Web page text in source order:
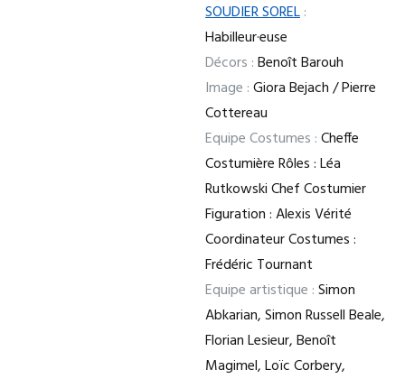
SOUDIER SOREL:
Habilleur·euse
Décors :Benoît Barouh
Image :Giora Bejach / Pierre
Cottereau
Equipe Costumes :Cheffe
Costumière Rôles : Léa
Rutkowski Chef Costumier
Figuration : Alexis Vérité
Coordinateur Costumes :
Frédéric Tournant
Equipe artistique :Simon
Abkarian, Simon Russell Beale,
Florian Lesieur, Benoît
Magimel, Loïc Corbery,